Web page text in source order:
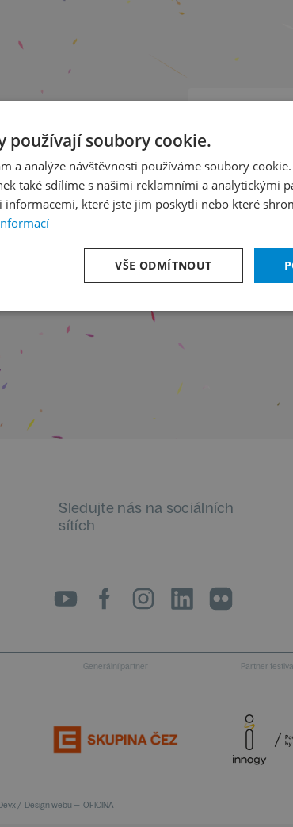
-
25
Středa
Hotel
Sledujte nás na sociálních
sítích
Generální partner Partner
/ Design webu — OFICINA
používají soubory cookie.
a analýze návštěvnosti používáme soubory
také sdílíme s našimi reklamními a analytickými
které jste jim poskytli nebo které
VŠE ODMÍTNOUT